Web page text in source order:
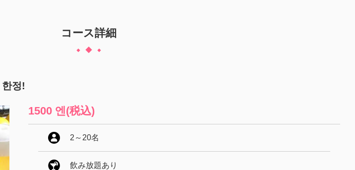
コース詳細
한정!
1500 엔(税込)
2 ～ 20名
飲み放題あり